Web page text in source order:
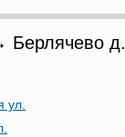
Берлячево д.
ул.